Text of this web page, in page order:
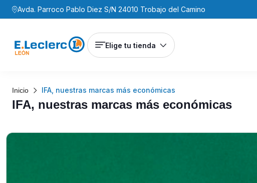
Avda. Parroco Pablo Diez S/N 24010 Trobajo del Camino
Elige tu tienda
Inicio IFA, nuestras marcas más económicas
IFA, nuestras marcas más económicas